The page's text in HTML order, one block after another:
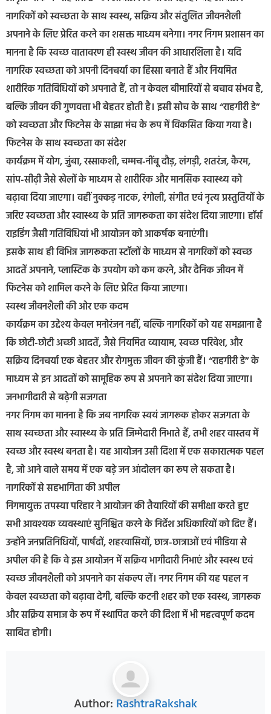
नागरिकों को स्वच्छता के साथ स्वस्थ, सक्रिय और संतुलित जीवनशैली
अपनाने के लिए प्रेरित करने का शसक्त माध्यम बनेगा। नगर निगम प्रशासन का
मानना है कि स्वच्छ वातावरण ही स्वस्थ जीवन की आधारशिला है। यदि
नागरिक स्वच्छता को अपनी दिनचर्या का हिस्सा बनाते हैं और नियमित
शारीरिक गतिविधियों को अपनाते हैं, तो न केवल बीमारियों से बचाव संभव है,
बल्कि जीवन की गुणवत्ता भी बेहतर होती है। इसी सोच के साथ “राहगीरी डे”
को स्वच्छता और फिटनेस के साझा मंच के रूप में विकसित किया गया है।
फिटनेस के साथ स्वच्छता का संदेश
कार्यक्रम में योग, जुंबा, रस्साकशी, चम्मच-नींबू दौड़, लंगड़ी, शतरंज, कैरम,
सांप-सीढ़ी जैसे खेलों के माध्यम से शारीरिक और मानसिक स्वास्थ्य को
बढ़ावा दिया जाएगा। वहीं नुक्कड़ नाटक, रंगोली, संगीत एवं नृत्य प्रस्तुतियों के
जरिए स्वच्छता और स्वास्थ्य के प्रति जागरूकता का संदेश दिया जाएगा। हॉर्स
राइडिंग जैसी गतिविधियां भी आयोजन को आकर्षक बनाएंगी।
इसके साथ ही विभिन्न जागरूकता स्टॉलों के माध्यम से नागरिकों को स्वच्छ
आदतें अपनाने, प्लास्टिक के उपयोग को कम करने, और दैनिक जीवन में
फिटनेस को शामिल करने के लिए प्रेरित किया जाएगा।
स्वस्थ जीवनशैली की ओर एक कदम
कार्यक्रम का उद्देश्य केवल मनोरंजन नहीं, बल्कि नागरिकों को यह समझाना है
कि छोटी-छोटी अच्छी आदतें, जैसे नियमित व्यायाम, स्वच्छ परिवेश, और
सक्रिय दिनचर्या एक बेहतर और रोगमुक्त जीवन की कुंजी हैं। “राहगीरी डे” के
माध्यम से इन आदतों को सामूहिक रूप से अपनाने का संदेश दिया जाएगा।
जनभागीदारी से बढ़ेगी सजगता
नगर निगम का मानना है कि जब नागरिक स्वयं जागरूक होकर सजगता के
साथ स्वच्छता और स्वास्थ्य के प्रति जिम्मेदारी निभाते हैं, तभी शहर वास्तव में
स्वच्छ और स्वस्थ बनता है। यह आयोजन उसी दिशा में एक सकारात्मक पहल
है, जो आने वाले समय में एक बड़े जन आंदोलन का रूप ले सकता है।
नागरिकों से सहभागिता की अपील
निगमायुक्त तपस्या परिहार ने आयोजन की तैयारियों की समीक्षा करते हुए
सभी आवश्यक व्यवस्थाएं सुनिश्चित करने के निर्देश अधिकारियों को दिए हैं।
उन्होंने जनप्रतिनिधियों, पार्षदों, शहरवासियों, छात्र-छात्राओं एवं मीडिया से
अपील की है कि वे इस आयोजन में सक्रिय भागीदारी निभाएं और स्वस्थ एवं
स्वच्छ जीवनशैली को अपनाने का संकल्प लें। नगर निगम की यह पहल न
केवल स्वच्छता को बढ़ावा देगी, बल्कि कटनी शहर को एक स्वस्थ, जागरूक
और सक्रिय समाज के रूप में स्थापित करने की दिशा में भी महत्वपूर्ण कदम
साबित होगी।
Author: RashtraRakshak